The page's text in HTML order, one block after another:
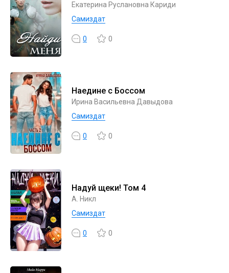
Екатерина Руслановна Кариди
Самиздат
0 0
Наедине с Боссом
Ирина Васильевна Давыдова
Самиздат
0 0
Надуй щеки! Том 4
А. Никл
Самиздат
0 0